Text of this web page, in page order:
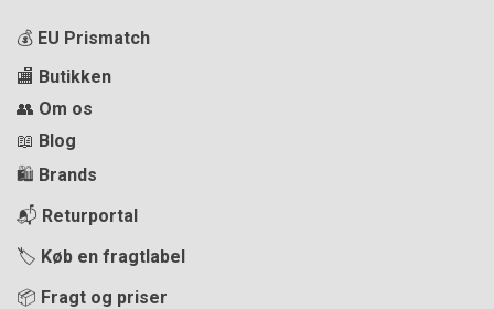
💰 EU Prismatch
🏬 Butikken
👥 Om os
📖 Blog
🛍️ Brands
📬 Returportal
🏷️ Køb en fragtlabel
📦 Fragt og priser